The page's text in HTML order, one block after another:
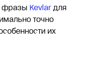
фразы Kevlar для
точно
их